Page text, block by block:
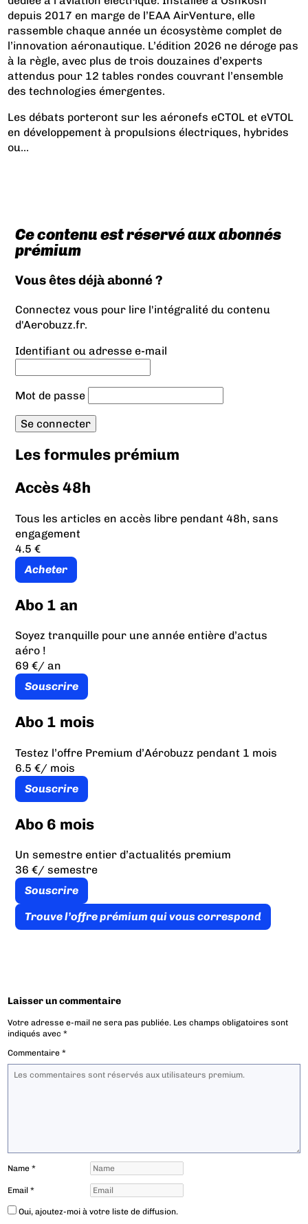
depuis 2017 en marge de l’EAA AirVenture, elle
rassemble chaque année un écosystème complet de
l’innovation aéronautique. L’édition 2026 ne déroge pas
à la règle, avec plus de trois douzaines d’experts
attendus pour 12 tables rondes couvrant l’ensemble
des technologies émergentes.
Les débats porteront sur les aéronefs eCTOL et eVTOL
en développement à propulsions électriques, hybrides
ou...
Ce contenu est réservé aux abonnés
prémium
Vous êtes déjà abonné ?
Connectez vous pour lire l'intégralité du contenu
d'Aerobuzz.fr.
Identifiant ou adresse e-mail
Mot de passe
Les formules prémium
Accès 48h
Tous les articles en accès libre pendant 48h, sans
engagement
4.5 €
Acheter
Abo 1 an
Soyez tranquille pour une année entière d’actus
aéro !
69 €/ an
Souscrire
Abo 1 mois
Testez l’offre Premium d’Aérobuzz pendant 1 mois
6.5 €/ mois
Souscrire
Abo 6 mois
Un semestre entier d’actualités premium
36 €/ semestre
Souscrire
Trouve l’offre prémium qui vous correspond
Laisser un commentaire
Votre adresse e-mail ne sera pas publiée. Les champs obligatoires sont
indiqués avec*
Commentaire*
Name*
Email*
Oui, ajoutez-moi à votre liste de diffusion.